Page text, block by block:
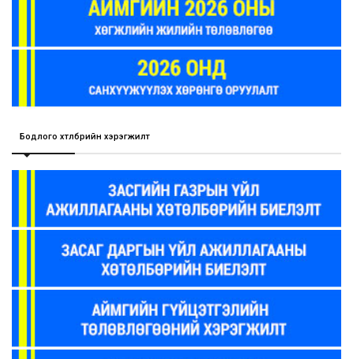
Бодлого хөтөлбөрийн хэрэгжилт